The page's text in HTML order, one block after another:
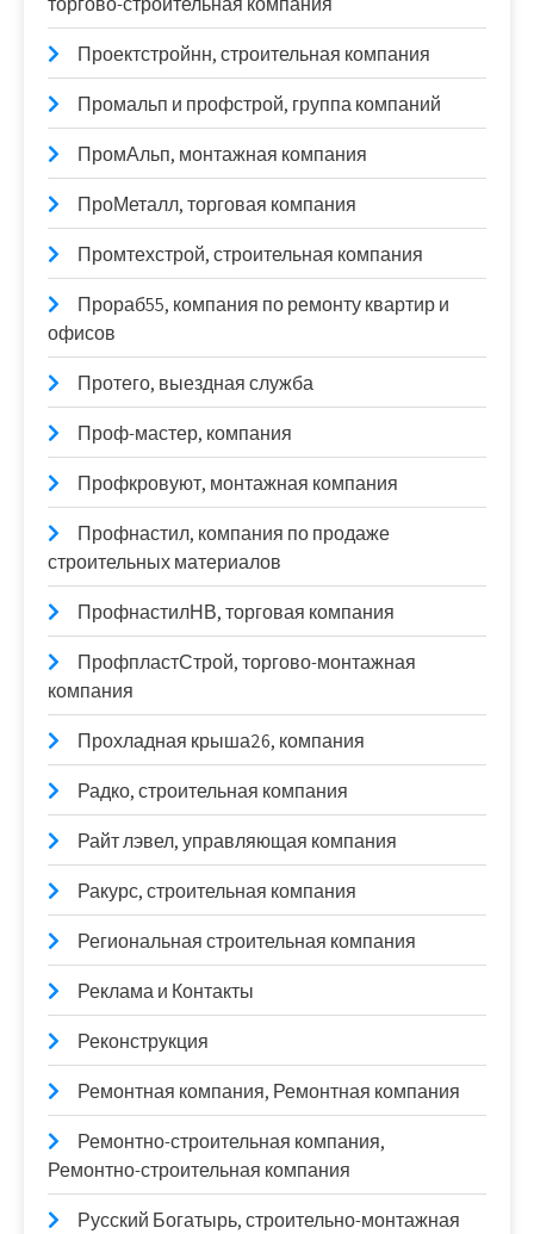
Проектстройнн, строительная компания
Промальп и профстрой, группа компаний
ПромАльп, монтажная компания
ПроМеталл, торговая компания
Промтехстрой, строительная компания
Прораб55, компания по ремонту квартир и
офисов
Протего, выездная служба
Проф-мастер, компания
Профкровуют, монтажная компания
Профнастил, компания по продаже
строительных материалов
ПрофнастилНВ, торговая компания
ПрофпластСтрой, торгово-монтажная
компания
Прохладная крыша26, компания
Радко, строительная компания
Райт лэвел, управляющая компания
Ракурс, строительная компания
Региональная строительная компания
Реклама и Контакты
Реконструкция
Ремонтная компания, Ремонтная компания
Ремонтно-строительная компания,
Ремонтно-строительная компания
Русский Богатырь, строительно-монтажная